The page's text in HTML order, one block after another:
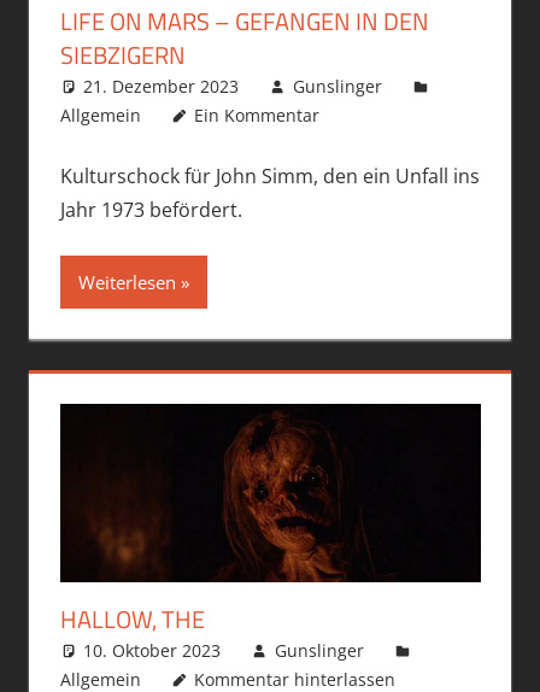
LIFE ON MARS – GEFANGEN IN DEN
SIEBZIGERN
21. Dezember 2023
Gunslinger
Allgemein
Ein Kommentar
Kulturschock für John Simm, den ein Unfall ins
Jahr 1973 befördert.
Weiterlesen
HALLOW, THE
10. Oktober 2023
Gunslinger
Allgemein
Kommentar hinterlassen